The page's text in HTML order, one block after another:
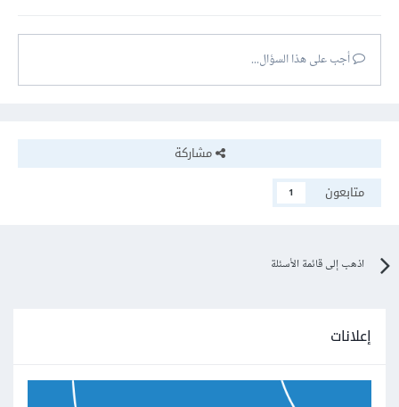
أجب على هذا السؤال...
مشاركة
متابعون
1
اذهب إلى قائمة الأسئلة
إعلانات